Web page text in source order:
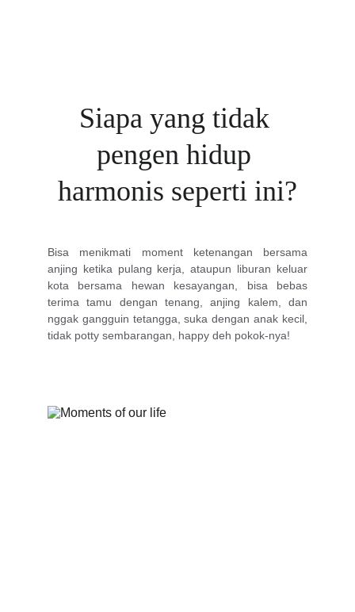
Siapa yang tidak
pengen hidup
harmonis seperti ini?
Bisa menikmati moment ketenangan bersama
anjing ketika pulang kerja, ataupun liburan keluar
kota bersama hewan kesayangan, bisa bebas
terima tamu dengan tenang, anjing kalem, dan
nggak gangguin tetangga, suka dengan anak kecil,
tidak potty sembarangan, happy deh pokok-nya!